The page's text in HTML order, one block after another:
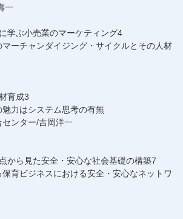
一
学ぶ小売業のマーケティング4
ーチャンダイジング・サイクルとその人材
育成3
力はシステム思考の有無
ンター/吉岡洋一
から見た安全・安心な社会基礎の構築7
育ビジネスにおける安全・安心なネットワ